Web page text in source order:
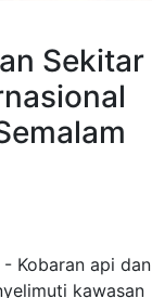
Sekitar
Kobaran api dan
kawasan